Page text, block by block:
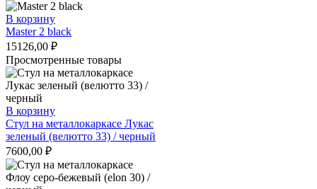
В корзину
Master 2 black
15126,00 ₽
Просмотренные товары
В корзину
Стул на металлокаркасе Лукас
зеленый (велютто 33) / черный
7600,00 ₽